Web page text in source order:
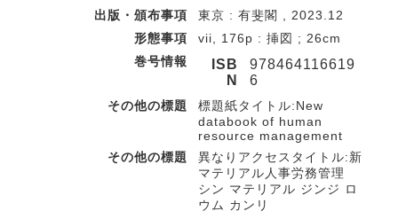
出版・頒布事項
東京 : 有斐閣 , 2023.12
形態事項
vii, 176p : 挿図 ; 26cm
巻号情報
ISB
N
978464116619
6
その他の標題
標題紙タイトル:New
databook of human
resource management
その他の標題
異なりアクセスタイトル:新
マテリアル人事労務管理
シン マテリアル ジンジ ロ
ウム カンリ